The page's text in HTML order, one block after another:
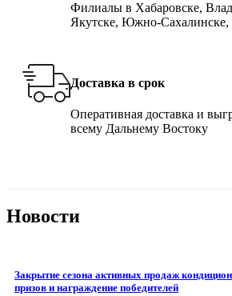
Филиалы в Хабаровске,
Якутске, Южно-Сахалинске,
Доставка в срок
Оперативная доставка и
всему Дальнему Востоку
Новости
Закрытие сезона активных продаж
призов и награждение победителей